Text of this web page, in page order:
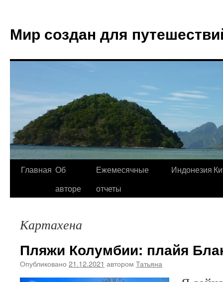
Мир создан для
Главная Об
авторе
Ежемесячные
отчеты
Индонезия
Картахена
Пляжи Колумбии: плайя
Опубликовано 21.12.2021 автором Татьяна